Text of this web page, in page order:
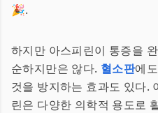
🎉.
하지만 아스피린이 통증을
순하지만은 않다. 혈소판에
것을 방지하는 효과도 있다.
린은 다양한 의학적 용도로